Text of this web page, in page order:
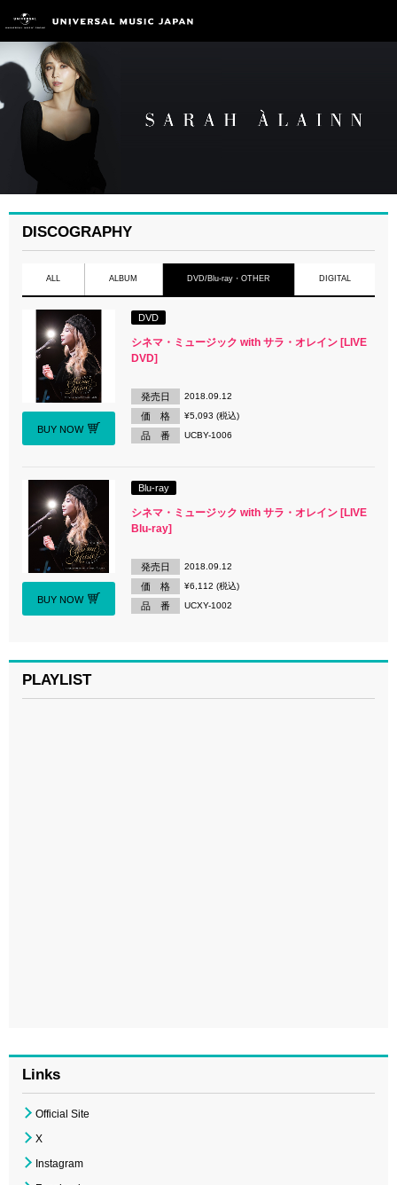
DISCOGRAPHY
ALL ALBUM DVD/Blu-ray・OTHER DIGITAL
BUY NOW
DVD
シネマ・ミュージック with サラ・オレイン [LIVE
DVD]
発売日 2018.09.12
価 格 ¥5,093 (税込)
品 番 UCBY-1006
BUY NOW
Blu-ray
シネマ・ミュージック with サラ・オレイン [LIVE
Blu-ray]
発売日 2018.09.12
価 格 ¥6,112 (税込)
品 番 UCXY-1002
PLAYLIST
Links
Official Site
X
Instagram